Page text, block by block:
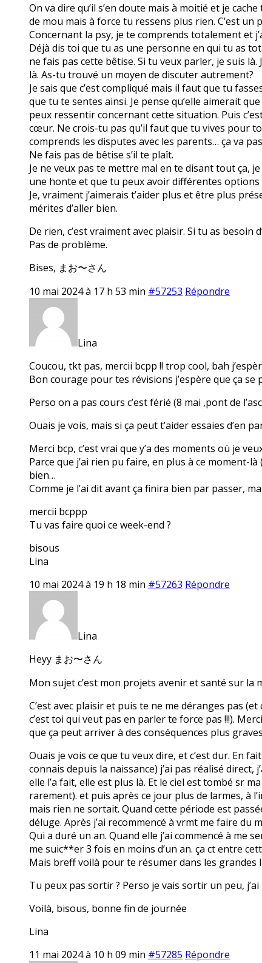
On va dire qu’il s’en doute mais à moitié et je
de mou mais à force tu ressens plus rien. C’est
Concernant la psy, je te comprends totalement et
Déjà dis toi que tu as une personne en qui tu as
ne fais pas cette bêtise. Si tu veux parler, je suis
là. As-tu trouvé un moyen de discuter autrement?
Je sais que c’est compliqué mais il faut que tu
que tu te sentes ainsi. Je pense qu’elle aimerait
peux ressentir concernant cette situation. Puis
cœur. Ne crois-tu pas qu’il faut que tu vives pour
comprends les disputes avec les parents… ça va
Ne fais pas de bêtise s’il te plaît.
Je ne veux pas te mettre mal en te disant tout ça,
une honte et que tu peux avoir différentes options
Je, vraiment j’aimerais t’aider plus et être plus
mérites d’aller bien.
De rien, c’est vraiment avec plaisir. Si tu as besoin
Pas de problème.
Bises, まお〜さん
10 mai 2024 à 17 h 53 min #57253 Répondre
Lina
Coucou, tkt pas, mercii bcpp !! trop cool, bah
Bon courage pour tes révisions j’espère que ça se
Perso on a pas cours c’est férié (8 mai ,pont de
Ouais je vois, mais si ça peut t’aider essaies d’en
Merci bcp, c’est vrai que y’a des moments où je
Parce que j’ai rien pu faire, en plus à ce moment-
bien…
Comme je l’ai dit avant ça finira bien par passer,
mercii bcppp
Tu vas faire quoi ce week-end ?
bisous
Lina
10 mai 2024 à 19 h 18 min #57263 Répondre
Lina
Heyy まお〜さん
Mon sujet c’est mon projets avenir et santé sur la
C’est avec plaisir et puis te ne me déranges pas
c’est toi qui veut pas en parler te force pas !!!).
que ça peut arriver à des conséquences plus graves
Ouais je vois ce que tu veux dire, et c’est dur. En
connais depuis la naissance) j’ai pas réalisé direct,
elle l’a fait, elle est plus là. Et le ciel est tombé sr
rarement). et puis après ce jour plus de larmes, à
mais rien ne sortait. Quand cette période est
déluge. Après j’ai recommencé à vrmt me faire du
Qui a duré un an. Quand elle j’ai commencé à me
me suic**er 3 fois en moins d’un an. ça ct entre
Mais breff voilà pour te résumer dans les grandes
Tu peux pas sortir ? Perso je vais sortir un peu,
Voilà, bisous, bonne fin de journée
Lina
11 mai 2024 à 10 h 09 min #57285 Répondre